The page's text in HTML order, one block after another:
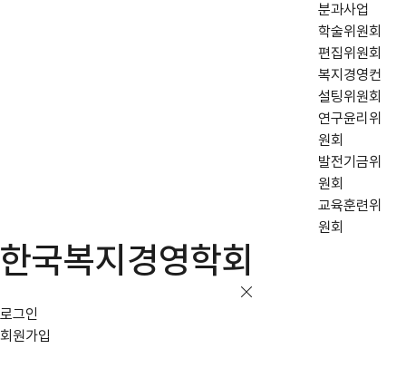
분과사업
학술위원회
편집위원회
복지경영컨
설팅위원회
연구윤리위
원회
발전기금위
원회
교육훈련위
원회
한국복지경영학회
로그인
회원가입